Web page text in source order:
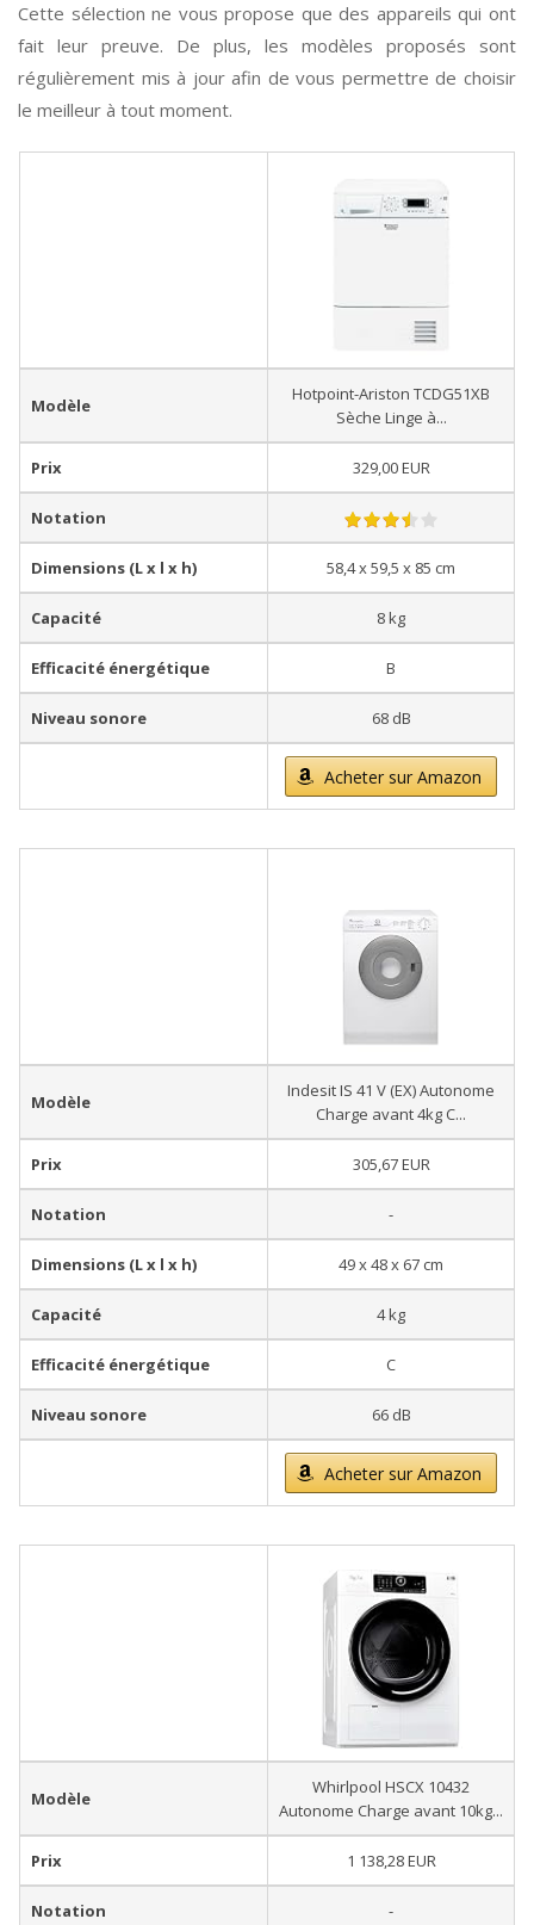
Cette sélection ne vous propose que des appareils qui ont
fait leur preuve. De plus, les modèles proposés sont
régulièrement mis à jour afin de vous permettre de choisir
le meilleur à tout moment.
Modèle
Hotpoint-Ariston TCDG51XB
Sèche Linge à...
Prix 329,00 EUR
Notation
Dimensions (L x l x h) 58,4 x 59,5 x 85 cm
Capacité 8 kg
Efficacité énergétique B
Niveau sonore 68 dB
Acheter sur Amazon
Modèle
Indesit IS 41 V (EX) Autonome
Charge avant 4kg C...
Prix 305,67 EUR
Notation -
Dimensions (L x l x h) 49 x 48 x 67 cm
Capacité 4 kg
Efficacité énergétique C
Niveau sonore 66 dB
Acheter sur Amazon
Modèle
Whirlpool HSCX 10432
Autonome Charge avant 10kg...
Prix 1 138,28 EUR
Notation -